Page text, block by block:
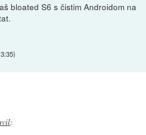
bloated S6 s čistim Androidom na
)
: